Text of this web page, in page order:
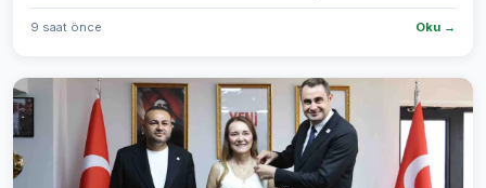
9 saat önce Oku →